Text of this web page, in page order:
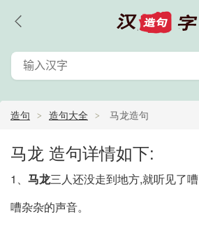
造句 造句大全 马龙造句
马龙 造句详情如下:
1、 马龙三人还没走到地方,就听见了嘈
嘈杂杂的声音。